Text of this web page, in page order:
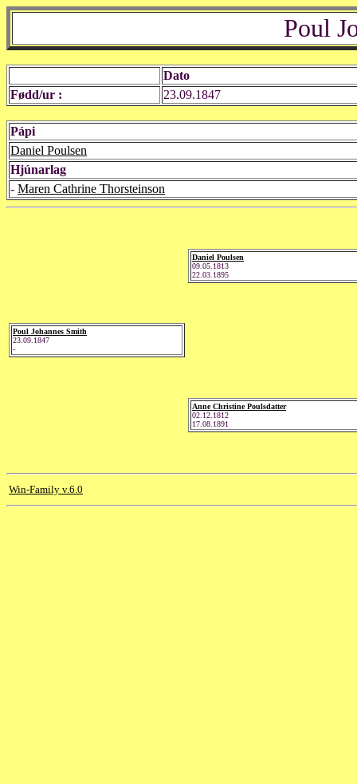
Poul
Dato
Fødd/ur :
23.09.1847
Pápi
Daniel Poulsen
Hjúnarlag
- Maren Cathrine Thorsteinson
Poul Johannes Smith
23.09.1847
-
Daniel Poulsen
09.05.1813
22.03.1895
Anne Christine Poulsdatter
02.12.1812
17.08.1891
Win-Family v.6.0